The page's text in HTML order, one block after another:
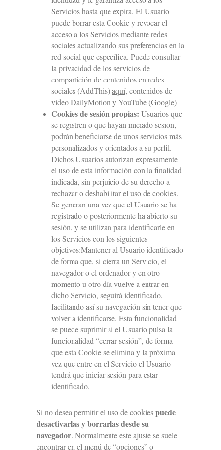
Servicios hasta que expira. El Usuario
puede borrar esta Cookie y revocar el
acceso a los Servicios mediante redes
sociales actualizando sus preferencias en la
red social que específica. Puede consultar
la privacidad de los servicios de
compartición de contenidos en redes
sociales (AddThis)aquí, contenidos de
vídeoDailyMotion yYouTube (Google)
Cookies de sesión propias: Usuarios que
se registren o que hayan iniciado sesión,
podrán beneficiarse de unos servicios más
personalizados y orientados a su perfil.
Dichos Usuarios autorizan expresamente
el uso de esta información con la finalidad
indicada, sin perjuicio de su derecho a
rechazar o deshabilitar el uso de cookies.
Se generan una vez que el Usuario se ha
registrado o posteriormente ha abierto su
sesión, y se utilizan para identificarle en
los Servicios con los siguientes
objetivos:Mantener al Usuario identificado
de forma que, si cierra un Servicio, el
navegador o el ordenador y en otro
momento u otro día vuelve a entrar en
dicho Servicio, seguirá identificado,
facilitando así su navegación sin tener que
volver a identificarse. Esta funcionalidad
se puede suprimir si el Usuario pulsa la
funcionalidad “cerrar sesión”, de forma
que esta Cookie se elimina y la próxima
vez que entre en el Servicio el Usuario
tendrá que iniciar sesión para estar
identificado.
Si no desea permitir el uso de cookiespuede
desactivarlas y borrarlas desde su
navegador. Normalmente este ajuste se suele
encontrar en el menú de “opciones” o